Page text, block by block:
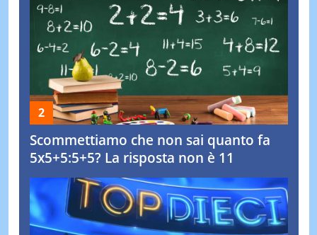
Scommettiamo che non sai quanto fa
5x5+5:5+5? La risposta non è 11